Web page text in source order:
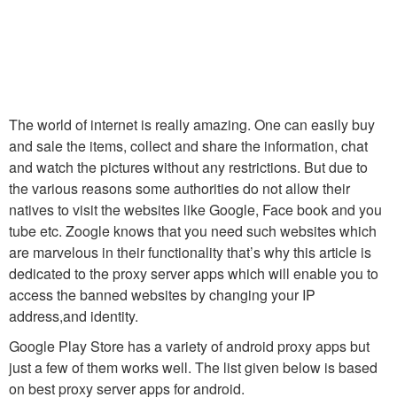
The world of internet is really amazing. One can easily buy
and sale the items, collect and share the information, chat
and watch the pictures without any restrictions. But due to
the various reasons some authorities do not allow their
natives to visit the websites like Google, Face book and you
tube etc. Zoogle knows that you need such websites which
are marvelous in their functionality that’s why this article is
dedicated to the proxy server apps which will enable you to
access the banned websites by changing your IP
address,and identity.
Google Play Store has a variety of android proxy apps but
just a few of them works well. The list given below is based
on best proxy server apps for android.